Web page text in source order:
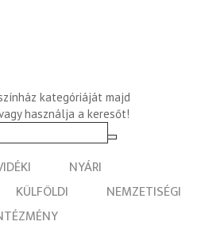
kategóriáját majd
használja a keresőt!
NYÁRI
KÜLFÖLDI
NEMZETISÉGI